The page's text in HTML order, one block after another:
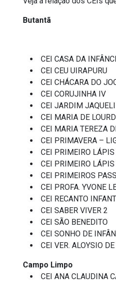
Butantã
CEI CASA DA
CEI CEU UIRAPURU
CEI CHÁCARA DO
CEI CORUJINHA IV
CEI JARDIM
CEI MARIA DE
CEI MARIA TEREZA
CEI PRIMAVERA –
CEI PRIMEIRO
CEI PRIMEIRO
CEI PRIMEIROS
CEI PROFA. YVONE
CEI RECANTO
CEI SABER VIVER 2
CEI SÃO BENEDITO
CEI SONHO DE
CEI VER. ALOYSIO
Campo Limpo
CEI ANA CLAUDINA